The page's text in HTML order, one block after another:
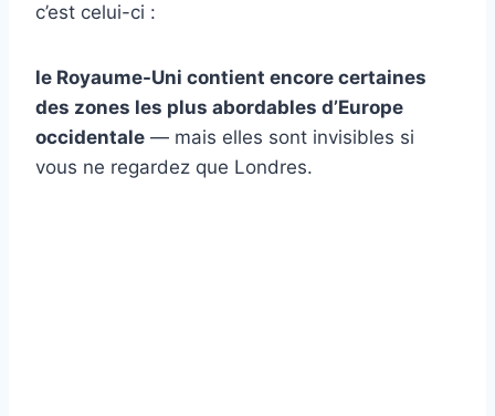
c’est celui-ci :
le Royaume-Uni contient encore certaines
des zones les plus abordables d’Europe
occidentale — mais elles sont invisibles si
vous ne regardez que Londres.